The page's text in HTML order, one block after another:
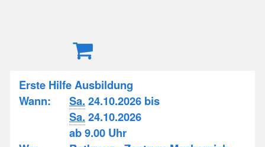
Erste Hilfe Ausbildung
Wann:
Sa. 24.10.2026 bis
Sa. 24.10.2026
ab 9.00 Uhr